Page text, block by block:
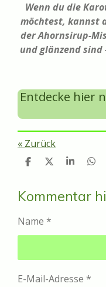
Wenn du die
möchtest, kannst
der Ahornsirup-
und glänzend
Entdecke hier
« Zurück
T
l
e
T
l
e
T
l
e
T
l
Kommentar
Name *
E-Mail-Adresse *